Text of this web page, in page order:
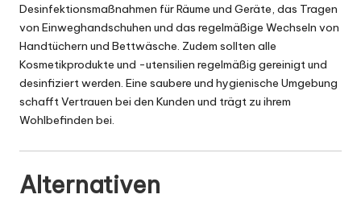
Desinfektionsmaßnahmen für Räume und Geräte, das Tragen
von Einweghandschuhen und das regelmäßige Wechseln von
Handtüchern und Bettwäsche. Zudem sollten alle
Kosmetikprodukte und -utensilien regelmäßig gereinigt und
desinfiziert werden. Eine saubere und hygienische Umgebung
schafft Vertrauen bei den Kunden und trägt zu ihrem
Wohlbefinden bei.
Alternativen